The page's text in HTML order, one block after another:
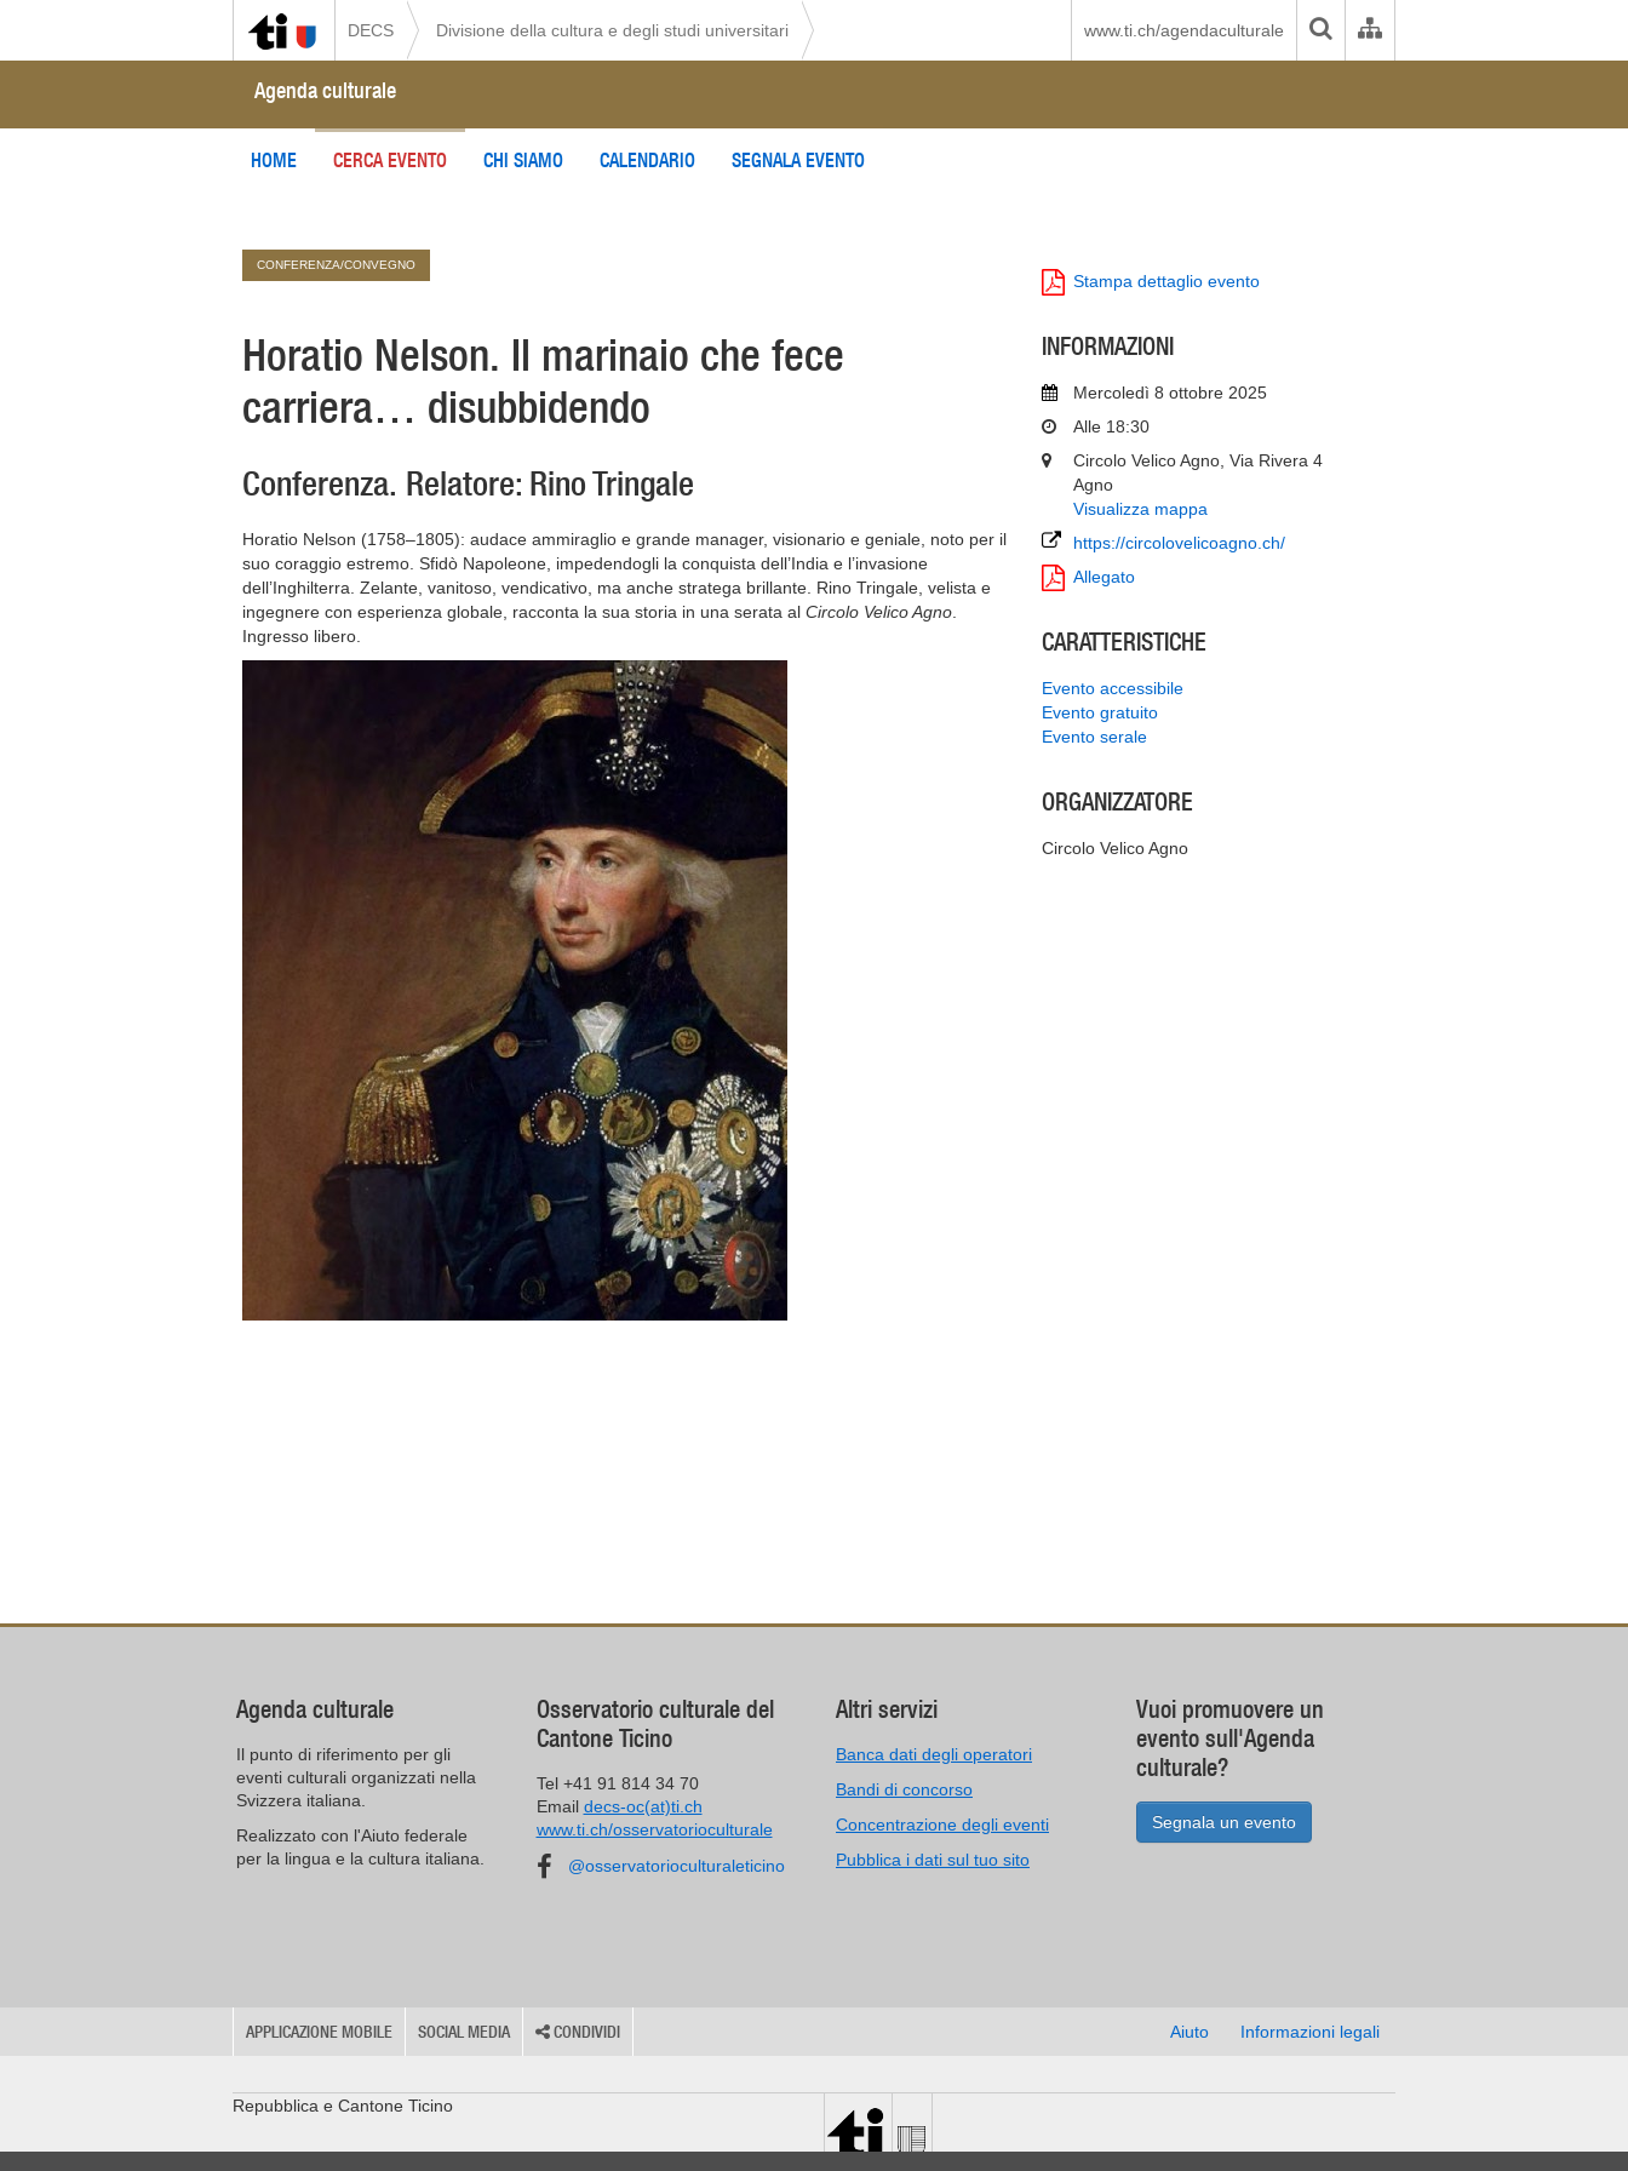
DECS Divisione della cultura e degli studi universitari www.ti.ch/agendaculturale
Agenda culturale
HOME CERCA EVENTO CHI SIAMO CALENDARIO SEGNALA EVENTO
CONFERENZA/CONVEGNO
Horatio Nelson. Il marinaio che fece
carriera… disubbidendo
Conferenza. Relatore: Rino Tringale
Horatio Nelson (1758–1805): audace ammiraglio e grande manager, visionario e geniale, noto per il
suo coraggio estremo. Sfidò Napoleone, impedendogli la conquista dell’India e l’invasione
dell’Inghilterra. Zelante, vanitoso, vendicativo, ma anche stratega brillante. Rino Tringale, velista e
ingegnere con esperienza globale, racconta la sua storia in una serata al Circolo Velico Agno
Ingresso libero.
Stampa dettaglio evento
INFORMAZIONI
Mercoledì 8 ottobre 2025
Alle 18:30
Circolo Velico Agno, Via Rivera 4
Agno
Visualizza mappa
https://circolovelicoagno.ch/
Allegato
CARATTERISTICHE
Evento accessibile
Evento gratuito
Evento serale
ORGANIZZATORE
Circolo Velico Agno
Agenda culturale
Il punto di riferimento per gli
eventi culturali organizzati nella
Svizzera italiana.
Realizzato con l'Aiuto federale
per la lingua e la cultura italiana.
Osservatorio culturale del
Cantone Ticino
Tel +41 91 814 34 70
Email decs-oc(at)ti.ch
www.ti.ch/osservatorioculturale
@osservatorioculturaleticino
Altri servizi
Banca dati degli operatori
Bandi di concorso
Concentrazione degli eventi
Pubblica i dati sul tuo sito
Vuoi promuovere un
evento sull'Agenda
culturale?
Segnala un evento
APPLICAZIONE MOBILE SOCIAL MEDIA CONDIVIDI Aiuto Informazioni legali
Repubblica e Cantone Ticino